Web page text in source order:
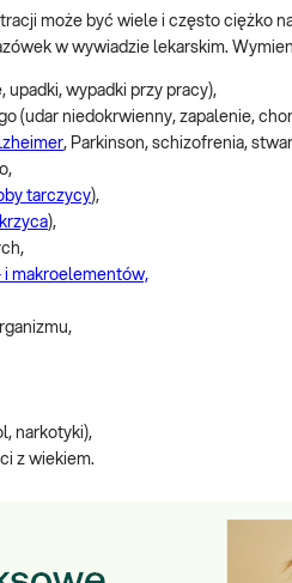
może być wiele i często ciężko
w wywiadzie lekarskim.
upadki, wypadki przy pracy),
(udar niedokrwienny, zapalenie,
, Parkinson, schizofrenia,
tarczycy),
),
i makroelementów,
narkotyki),
z wiekiem.